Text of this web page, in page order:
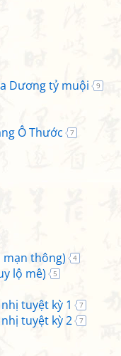
Dương tỷ muội 9
Ô Thước 7
mạn thông) 4
lộ mê) 5
tuyệt kỳ 1 7
tuyệt kỳ 2 7